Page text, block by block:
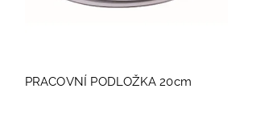
PRACOVNÍ PODLOŽKA 20cm